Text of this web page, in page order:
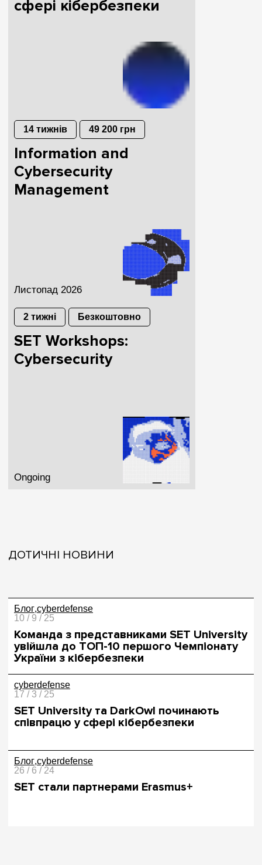
сфері кібербезпеки
14 тижнів 49 200 грн
Information and
Cybersecurity
Management
Листопад 2026
2 тижні Безкоштовно
SET Workshops:
Cybersecurity
Ongoing
ДОТИЧНІ НОВИНИ
Блог cyberdefense
10 / 9 / 25
Команда з представниками SET University
увійшла до ТОП-10 першого Чемпіонату
України з кібербезпеки
cyberdefense
17 / 3 / 25
SET University та DarkOwl починають
співпрацю у сфері кібербезпеки
Блог cyberdefense
26 / 6 / 24
SET стали партнерами Erasmus+